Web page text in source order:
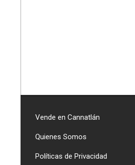
Vende en Cannatlán
Quienes Somos
Políticas de Privacidad